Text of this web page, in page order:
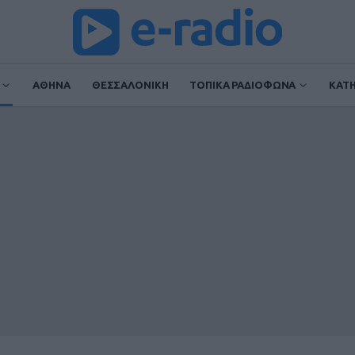
ΑΘΗΝΑ ΘΕΣΣΑΛΟΝΙΚΗ ΤΟΠΙΚΑ ΡΑΔΙΟΦΩΝΑ